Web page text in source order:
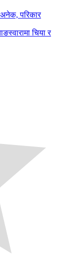
अनेक, परिकार
चिया र